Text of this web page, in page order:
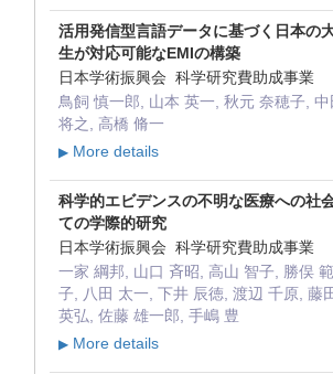
活用発信型言語データに基づく日本の
生が対応可能なEMIの構築
日本学術振興会 科学研究費助成事業
鳥飼 慎一郎, 山本 英一, 秋元 奈穂子,
将之, 高橋 脩一
▶ More details
科学的エビデンスの不明な医療への社
ての学際的研究
日本学術振興会 科学研究費助成事業
一家 綱邦, 山口 斉昭, 高山 智子, 勝俣
子, 八田 太一, 下井 辰徳, 渡辺 千原, 藤
英弘, 佐藤 雄一郎, 手嶋 豊
▶ More details